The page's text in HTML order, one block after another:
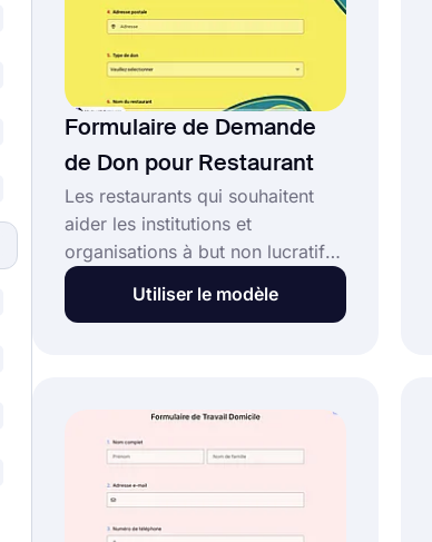
Formulaire de Demande
de Don pour Restaurant
Les restaurants qui souhaitent
aider les institutions et
organisations à but non lucratif
doivent utiliser ce formulaire.
Avec ce formulaire, les
informations détaillées sur
l'institution. Commencez dès
de formulaire de demande de
don pour restaurant de
Utiliser le modèle